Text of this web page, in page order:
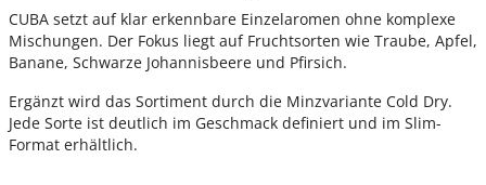
CUBA setzt auf klar erkennbare Einzelaromen ohne komplexe
Mischungen. Der Fokus liegt auf Fruchtsorten wie Traube, Apfel,
Banane, Schwarze Johannisbeere und Pfirsich.
Ergänzt wird das Sortiment durch die Minzvariante Cold Dry.
Jede Sorte ist deutlich im Geschmack definiert und im Slim-
Format erhältlich.